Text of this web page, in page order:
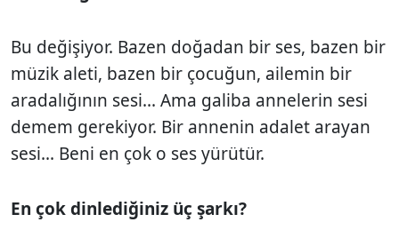
Bu değişiyor. Bazen doğadan bir ses, bazen bir
müzik aleti, bazen bir çocuğun, ailemin bir
aradalığının sesi... Ama galiba annelerin sesi
demem gerekiyor. Bir annenin adalet arayan
sesi... Beni en çok o ses yürütür.
En çok dinlediğiniz üç şarkı?